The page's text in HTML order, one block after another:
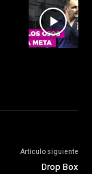
Artículo siguiente
Drop Box